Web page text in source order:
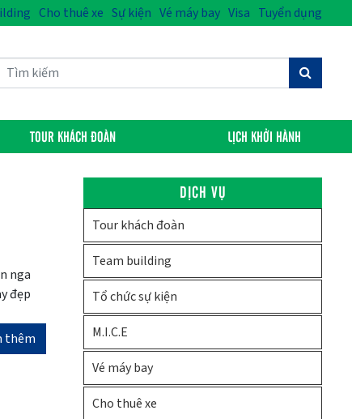
Cho thuê xe Sự kiện Vé máy bay Visa Tuyển dụng
TOUR KHÁCH ĐOÀN LỊCH KHỞI HÀNH
nga
đẹp
thêm
DỊCH VỤ
Tour khách đoàn
Team building
Tổ chức sự kiện
M.I.C.E
Vé máy bay
Cho thuê xe